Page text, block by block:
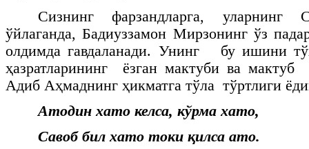
Сизнинг фарзандларга, уларнинг
ўйлаганда, Бадиуззамон Мирзонинг ўз
олдимда гавдаланади. Унинг бу ишини
ҳазратларининг ёзган мактуби ва
Адиб Аҳмаднинг ҳикматга тўла тўртлиги
Атодин хато келса, кўрма хато,
Савоб бил хато токи қилса ато.